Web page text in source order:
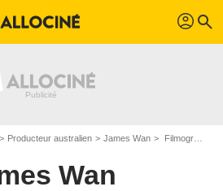
profil search
Producteur australien James Wan Filmographie James Wan
Wan